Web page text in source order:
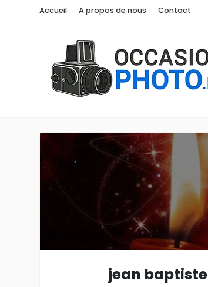
Accueil A propos de nous Contact
jean baptiste